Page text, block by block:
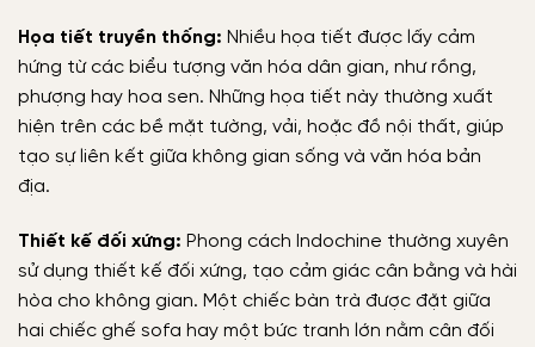
Họa tiết truyền thống: Nhiều họa tiết được lấy cảm
hứng từ các biểu tượng văn hóa dân gian, như rồng,
phượng hay hoa sen. Những họa tiết này thường xuất
hiện trên các bề mặt tường, vải, hoặc đồ nội thất, giúp
tạo sự liên kết giữa không gian sống và văn hóa bản
địa.
Thiết kế đối xứng: Phong cách Indochine thường xuyên
sử dụng thiết kế đối xứng, tạo cảm giác cân bằng và hài
hòa cho không gian. Một chiếc bàn trà được đặt giữa
hai chiếc ghế sofa hay một bức tranh lớn nằm cân đối